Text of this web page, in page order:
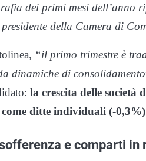
dei primi mesi dell’anno
della Camera di
“il primo trimestre è
dinamiche di consolidamento
la crescita delle
ditte individuali (-0,3%)
e comparti in